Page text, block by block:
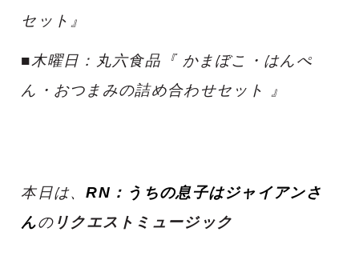
セット』
■木曜日：丸六食品『 かまぼこ・はんぺ
ん・おつまみの詰め合わせセット 』
本日は、RN：うちの息子はジャイアンさ
んのリクエストミュージック